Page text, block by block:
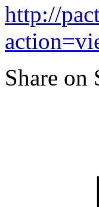
http://
Share on